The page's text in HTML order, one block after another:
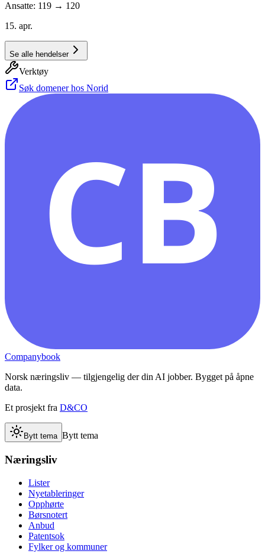
Ansatte: 119 → 120
15. apr.
Se alle hendelser
Verktøy
Søk domener hos Norid
CB
Companybook
Norsk næringsliv — tilgjengelig der din AI jobber. Bygget på åpne
data.
Et prosjekt fra D&CO
Bytt tema Bytt tema
Næringsliv
Lister
Nyetableringer
Opphørte
Børsnotert
Anbud
Patentsok
Fylker og kommuner